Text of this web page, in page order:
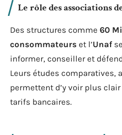
Le rôle des associations
Des structures comme 60
consommateurs et l’Unaf
informer, conseiller et
Leurs études comparatives,
permettent d’y voir plus
tarifs bancaires.